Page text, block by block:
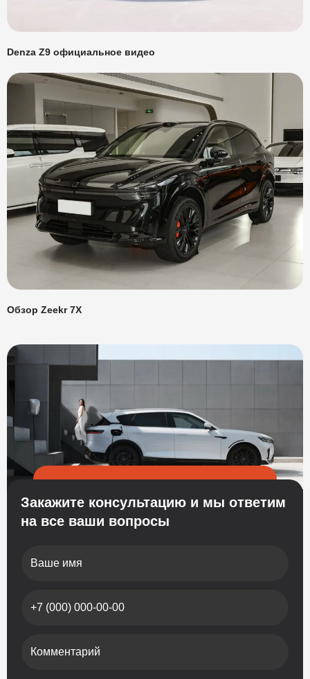
Denza Z9 официальное видео
Обзор Zeekr 7X
Закажите консультацию и мы ответим
на все ваши вопросы